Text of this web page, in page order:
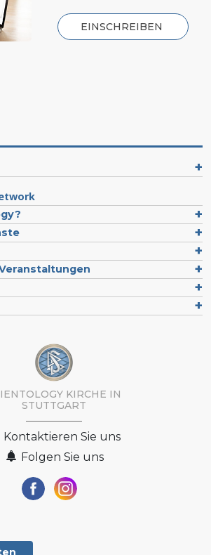
EINSCHREIBEN
KIRCHE IN
STUTTGART
Kontaktieren Sie uns
Folgen Sie uns